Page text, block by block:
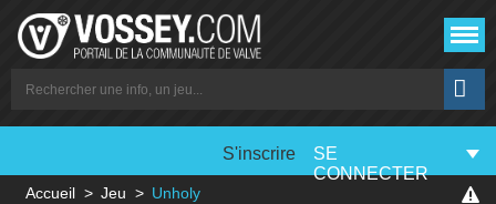
S'inscrire
SE
CONNECTER
Accueil Jeu Unholy